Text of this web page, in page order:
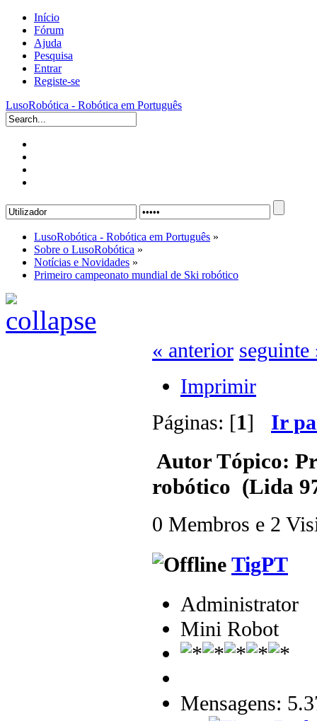
Início
Fórum
Ajuda
Pesquisa
Entrar
Registe-se
LusoRobótica - Robótica em Português
LusoRobótica - Robótica em Português »
Sobre o LusoRobótica »
Notícias e Novidades »
Primeiro campeonato mundial de Ski robótico
« anterior seguinte
Imprimir
Páginas: [1] Ir
AutorTópico:
robótico (Lida
0 Membros e 2
TigPT
Administrator
Mini Robot
Mensagens: